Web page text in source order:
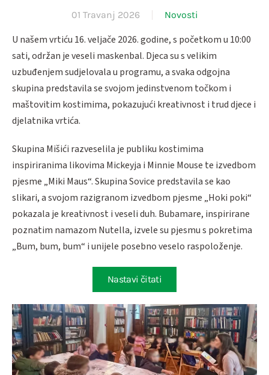
01 Travanj 2026 Novosti
U našem vrtiću 16. veljače 2026. godine, s početkom u 10:00
sati, održan je veseli maskenbal. Djeca su s velikim
uzbuđenjem sudjelovala u programu, a svaka odgojna
skupina predstavila se svojom jedinstvenom točkom i
maštovitim kostimima, pokazujući kreativnost i trud djece i
djelatnika vrtića.
Skupina Mišići razveselila je publiku kostimima
inspiriranima likovima Mickeyja i Minnie Mouse te izvedbom
pjesme „Miki Maus“. Skupina Sovice predstavila se kao
slikari, a svojom razigranom izvedbom pjesme „Hoki poki“
pokazala je kreativnost i veseli duh. Bubamare, inspirirane
poznatim namazom Nutella, izvele su pjesmu s pokretima
„Bum, bum, bum“ i unijele posebno veselo raspoloženje.
Nastavi čitati